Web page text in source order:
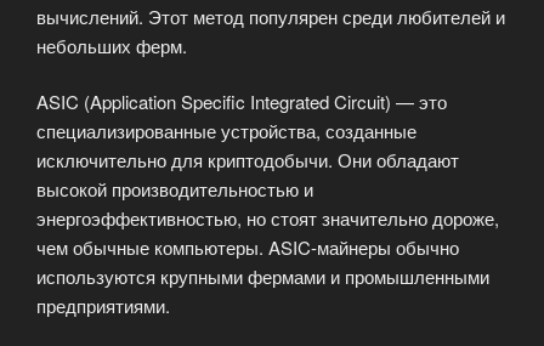
вычислений. Этот метод популярен среди любителей и
небольших ферм.
ASIC (Application Specific Integrated Circuit) — это
специализированные устройства, созданные
исключительно для криптодобычи. Они обладают
высокой производительностью и
энергоэффективностью, но стоят значительно дороже,
чем обычные компьютеры. ASIC-майнеры обычно
используются крупными фермами и промышленными
предприятиями.